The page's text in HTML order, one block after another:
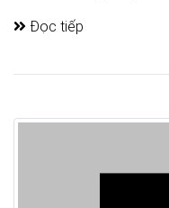
Đọc tiếp